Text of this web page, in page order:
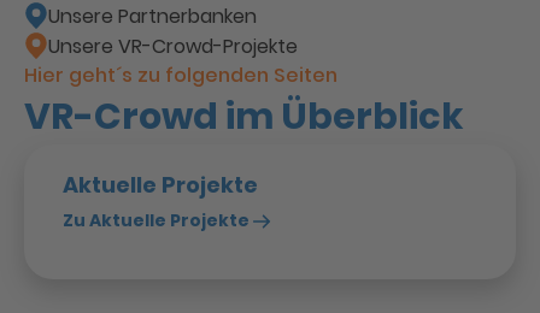
Unsere Partnerbanken
Unsere VR-Crowd-Projekte
Hier geht´s zu folgenden Seiten
VR-Crowd im Überblick
Aktuelle Projekte
Zu Aktuelle Projekte